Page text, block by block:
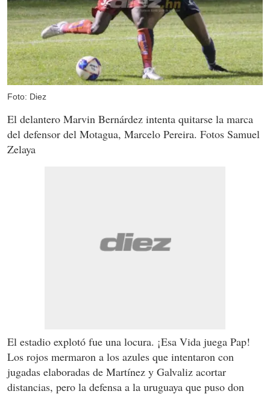
Foto: Diez
El delantero Marvin Bernárdez intenta quitarse la marca
del defensor del Motagua, Marcelo Pereira. Fotos Samuel
Zelaya
El estadio explotó fue una locura. ¡Esa Vida juega Pap!
Los rojos mermaron a los azules que intentaron con
jugadas elaboradas de Martínez y Galvaliz acortar
distancias, pero la defensa a la uruguaya que puso don